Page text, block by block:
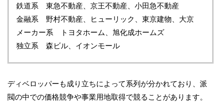
鉄道系 東急不動産、京王不動産、小田急不動産
金融系 野村不動産、ヒューリック、東京建物、大京
メーカー系 トヨタホーム、旭化成ホームズ
独立系 森ビル、イオンモール
ディベロッパーも成り立ちによって系列が分かれており、派
閥の中での価格競争や事業用地取得で競ることがあります。